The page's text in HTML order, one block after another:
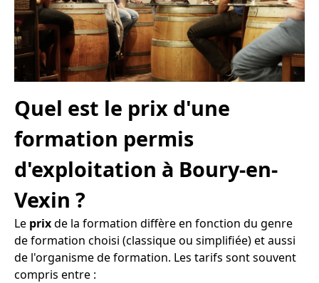
Quel est le prix d'une
formation permis
d'exploitation à Boury-en-
Vexin ?
Le prixde la formation diffère en fonction du genre
de formation choisi (classique ou simplifiée) et aussi
de l'organisme de formation. Les tarifs sont souvent
compris entre :